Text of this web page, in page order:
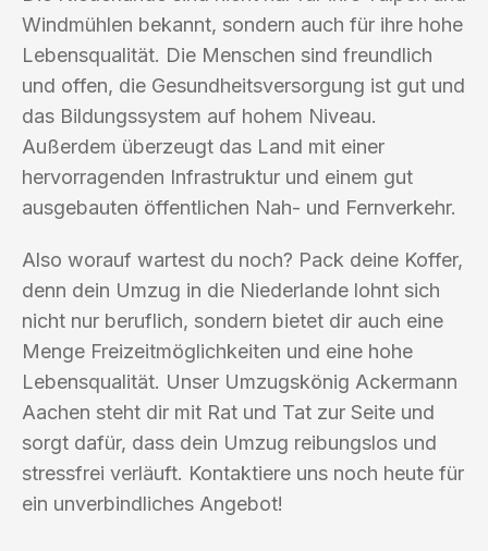
Windmühlen bekannt, sondern auch für ihre hohe
Lebensqualität. Die Menschen sind freundlich
und offen, die Gesundheitsversorgung ist gut und
das Bildungssystem auf hohem Niveau.
Außerdem überzeugt das Land mit einer
hervorragenden Infrastruktur und einem gut
ausgebauten öffentlichen Nah- und Fernverkehr.
Also worauf wartest du noch? Pack deine Koffer,
denn dein Umzug in die Niederlande lohnt sich
nicht nur beruflich, sondern bietet dir auch eine
Menge Freizeitmöglichkeiten und eine hohe
Lebensqualität. Unser Umzugskönig Ackermann
Aachen steht dir mit Rat und Tat zur Seite und
sorgt dafür, dass dein Umzug reibungslos und
stressfrei verläuft. Kontaktiere uns noch heute für
ein unverbindliches Angebot!